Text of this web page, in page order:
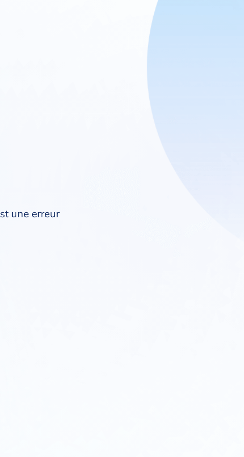
une erreur